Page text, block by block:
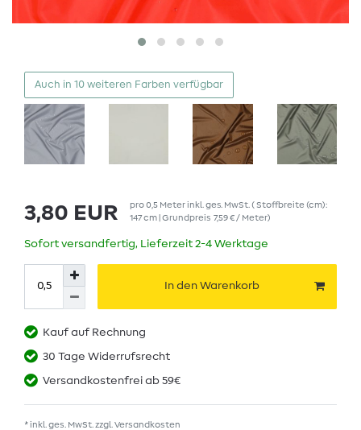
Auch in 10 weiteren Farben verfügbar
3,80 EUR pro0,5 Meterinkl. ges. MwSt. ( Stoffbreite (cm):
147 cm | Grundpreis 7,59 € / Meter)
Sofort versandfertig, Lieferzeit 2-4 Werktage
In den Warenkorb
Kauf auf Rechnung
30 Tage Widerrufsrecht
Versandkostenfrei ab 59€
* inkl. ges. MwSt. zzgl. Versandkosten